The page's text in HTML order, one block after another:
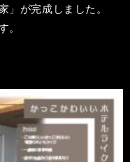
」が完成しました。
。